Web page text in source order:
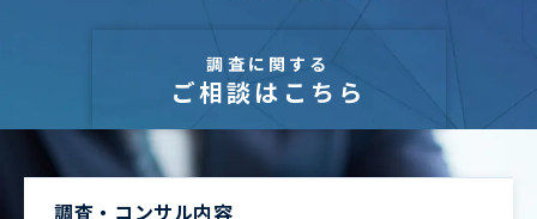
調査に関する
ご相談はこちら
調査・コンサル内容